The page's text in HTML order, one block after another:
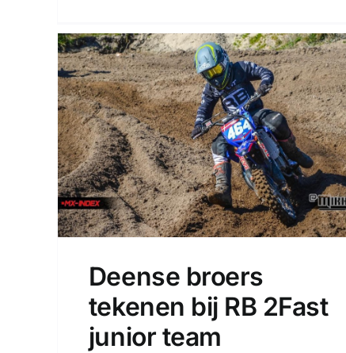
Deense broers
tekenen bij RB 2Fast
junior team